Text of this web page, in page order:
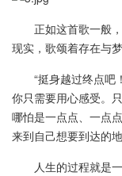
正如这首歌一般，
现实，歌颂着存在与
“挺身越过终点吧！
你只需要用心感受。
哪怕是一点点、一点
来到自己想要到达的地
人生的过程就是一